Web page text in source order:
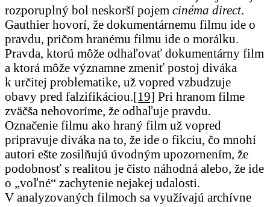
rozporuplný bol neskorší pojem cinéma direct.
Gauthier hovorí, že dokumentárnemu filmu ide o
pravdu, pričom hranému filmu ide o morálku.
Pravda, ktorú môže odhaľovať dokumentárny film
a ktorá môže významne zmeniť postoj diváka
k určitej problematike, už vopred vzbudzuje
obavy pred falzifikáciou.[19] Pri hranom filme
zväčša nehovoríme, že odhaľuje pravdu.
Označenie filmu ako hraný film už vopred
pripravuje diváka na to, že ide o fikciu, čo mnohí
autori ešte zosilňujú úvodným upozornením, že
podobnosť s realitou je čisto náhodná alebo, že ide
o „voľné“ zachytenie nejakej udalosti.
V analyzovaných filmoch sa využívajú archívne